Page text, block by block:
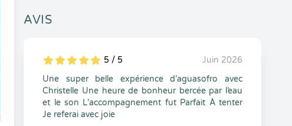
AVIS
5
1
5
0 5 / 5
Juin 2026
Une super belle expérience d’aguasofro avec
Christelle Une heure de bonheur bercée par l’eau
et le son L’accompagnement fut Parfait À tenter
Je referai avec joie